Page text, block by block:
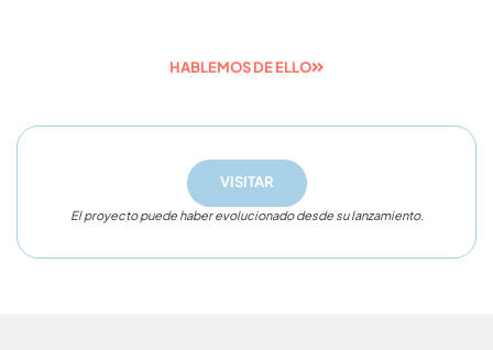
HABLEMOS DE ELLO
VISITAR
El proyecto puede haber evolucionado desde su lanzamiento.